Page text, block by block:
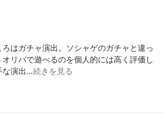
はガチャ演出。ソシャゲのガチャと違っ
リパで遊べるのを個人的には高く評価し
な演出…続きを見る